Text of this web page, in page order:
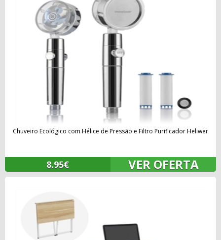
Chuveiro Ecológico com Hélice de Pressão e Filtro Purificador Heliwer
8.95€ VER OFERTA